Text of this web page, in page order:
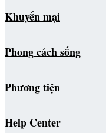
Khuyến mại
Phong cách sống
Phương tiện
Help Center